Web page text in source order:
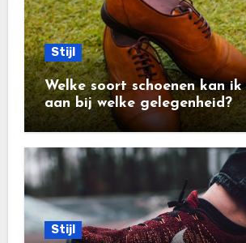
Stijl
Welke soort schoenen kan
aan bij welke gelegenheid?
Stijl